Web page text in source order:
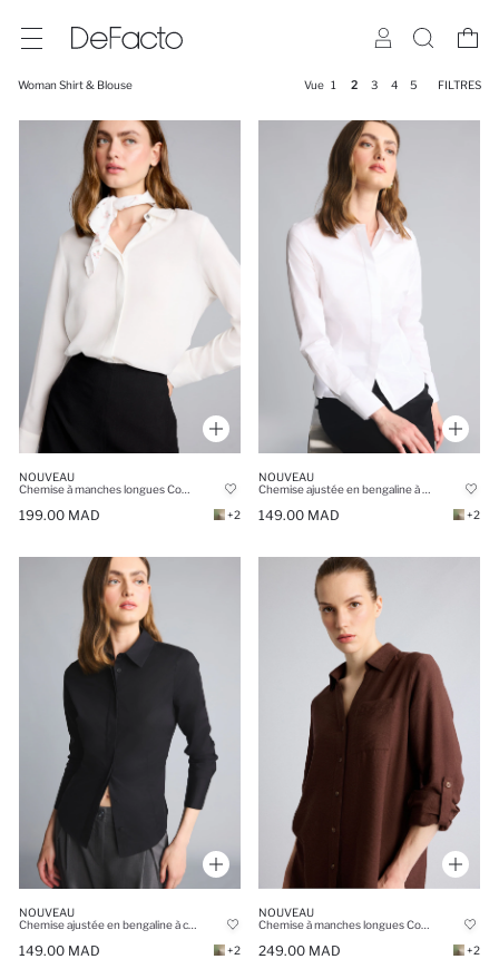
Woman Shirt & Blouse Vue 1 2 3 4 5 FILTRES
NOUVEAU
199.00 MAD +2
NOUVEAU
149.00 MAD +2
NOUVEAU
149.00 MAD +2
NOUVEAU
249.00 MAD +2